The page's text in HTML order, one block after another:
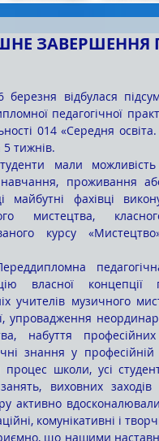
педагогічної
014 «Середня
тижнів.
проживання
майбутні фахівці
мистецтва,
курсу
власної концепції
учителів музичного
упровадження
набуття
знання у
процес школи, усі
виховних заходів
активно
комунікативні і